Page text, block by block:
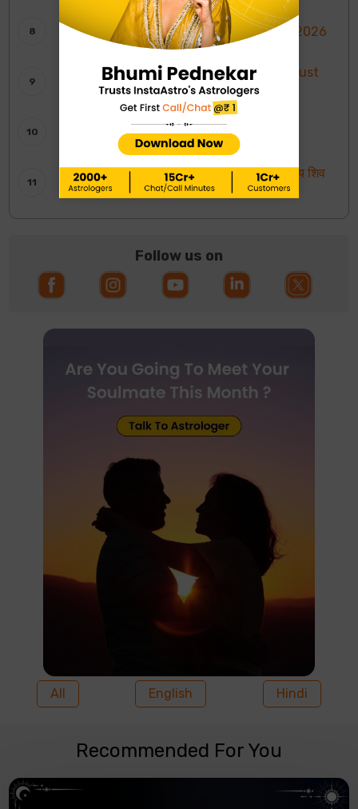
साप्ताहिक चंद्र राशि भविष्यवाणियाँ: 2 से 8 अगस्त 2026
Weekly Tarot Reading: 2nd To 8th August
2026
साप्ताहिक टैरो रीडिंग: 2 से 8 अगस्त 2026
Shankar Ji ki Aarti: शिवजी की आरती – ॐ जय शिव
ओंकारा
Follow us on
All English Hindi
Recommended For You